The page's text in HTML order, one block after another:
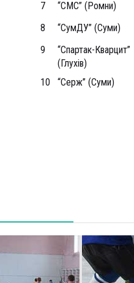
7
“СМС” (Ромни)
8
“СумДУ” (Суми)
9
“Спартак-Кварцит”
(Глухів)
10
“Серж” (Суми)